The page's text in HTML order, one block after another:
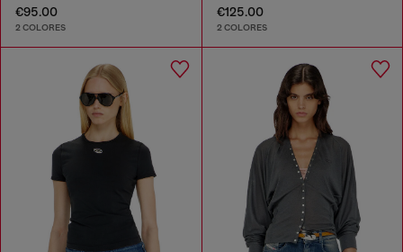
€95.00
2 COLORES
€125.00
2 COLORES